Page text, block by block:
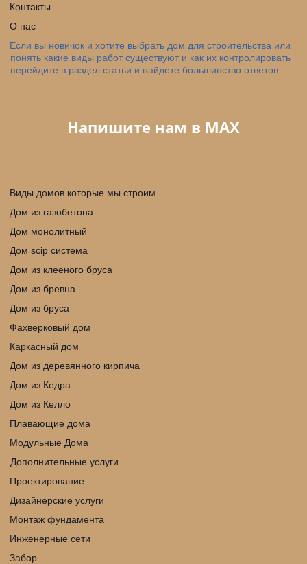
Контакты
О нас
Если вы новичок и хотите выбрать дом для строительства или
понять какие виды работ существуют и как их контролировать
перейдите в раздел статьи и найдете большинство ответов
Напишите нам в МАX
Виды домов которые мы строим
Дом из газобетона
Дом монолитный
Дом scip cистема
Дом из клееного бруса
Дом из бревна
Дом из бруса
Фахверковый дом
Каркасный дом
Дом из деревянного кирпича
Дом из Кедра
Дом из Келло
Плавающие дома
Модульные Дома
Дополнительные услуги
Проектирование
Дизайнерские услуги
Монтаж фундамента
Инженерные сети
Забор